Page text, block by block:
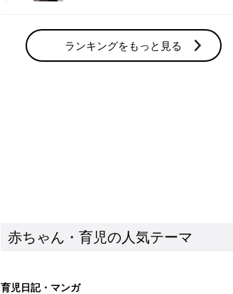
ランキングをもっと見る
赤ちゃん・育児の人気テーマ
育児日記・マンガ